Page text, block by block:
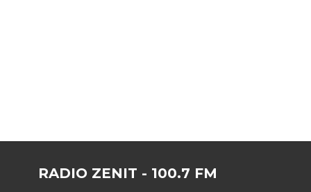
RADIO ZENIT - 100.7 FM